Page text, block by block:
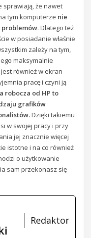
sprawiają, że nawet
tym komputerze nie
problemów. Dlatego też
w posiadanie właśnie
zależy na tym,
maksymalnie
również w ekran
pracę i czyni ją
robocza od HP to
grafików
Dzięki takiemu
w swojej pracy i przy
jej znacznie więcej
istotne i na co również
o użytkowanie
sam przekonasz się
Redaktor